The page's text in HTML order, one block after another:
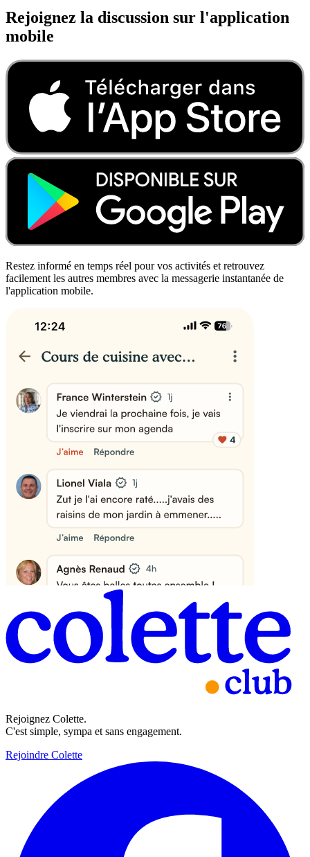
Rejoignez la discussion sur l'application
mobile
Restez informé en temps réel pour vos activités et retrouvez
facilement les autres membres avec la messagerie instantanée de
l'application mobile.
Rejoignez Colette.
C'est simple, sympa et sans engagement.
Rejoindre Colette